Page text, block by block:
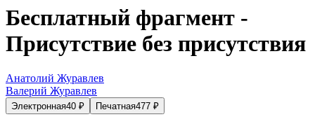
Бесплатный фрагмент -
Присутствие без присутствия
Анатолий Журавлев
Валерий Журавлев
Электронная40 ₽ Печатная477 ₽